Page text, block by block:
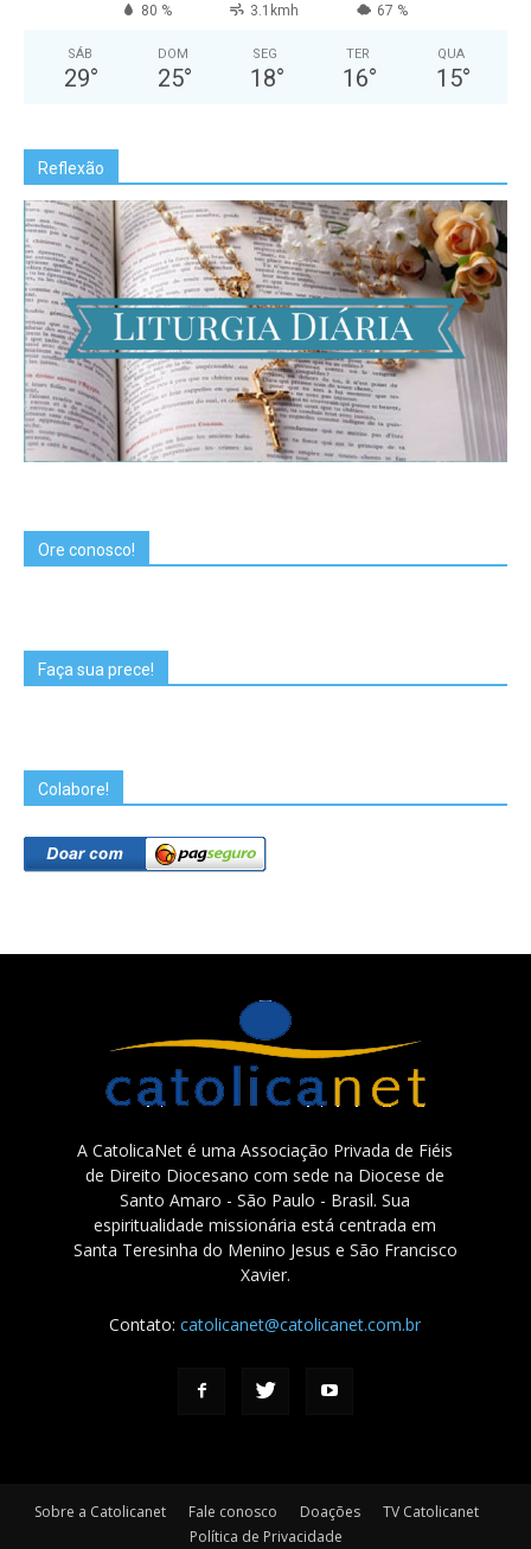
80 % 3.1kmh 67 %
SÁB
29°
DOM
25°
SEG
18°
TER
16°
QUA
15°
Reflexão
Ore conosco!
Faça sua prece!
Colabore!
A CatolicaNet é uma Associação Privada de Fiéis
de Direito Diocesano com sede na Diocese de
Santo Amaro - São Paulo - Brasil. Sua
espiritualidade missionária está centrada em
Santa Teresinha do Menino Jesus e São Francisco
Xavier.
Contato:catolicanet@catolicanet.com.br
Sobre a Catolicanet Fale conosco Doações
TV Catolicanet
Política de Privacidade